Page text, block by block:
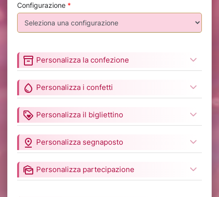
Configurazione *
inventory_2 Personalizza la confezione
water_drop Personalizza i confetti
loyalty Personalizza il bigliettino
pin_drop Personalizza segnaposto
mark_as_unread Personalizza partecipazione